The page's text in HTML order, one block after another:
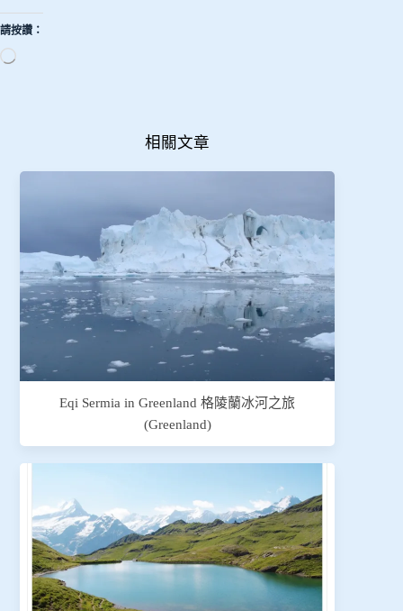
請按讚：
正
相關文章
Eqi Sermia in Greenland 格陵蘭冰河之旅
(Greenland)